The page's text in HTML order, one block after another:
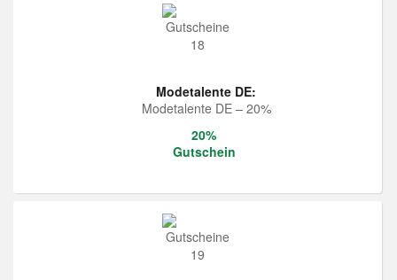
Modetalente DE:
Modetalente DE – 20%
20%
Gutschein